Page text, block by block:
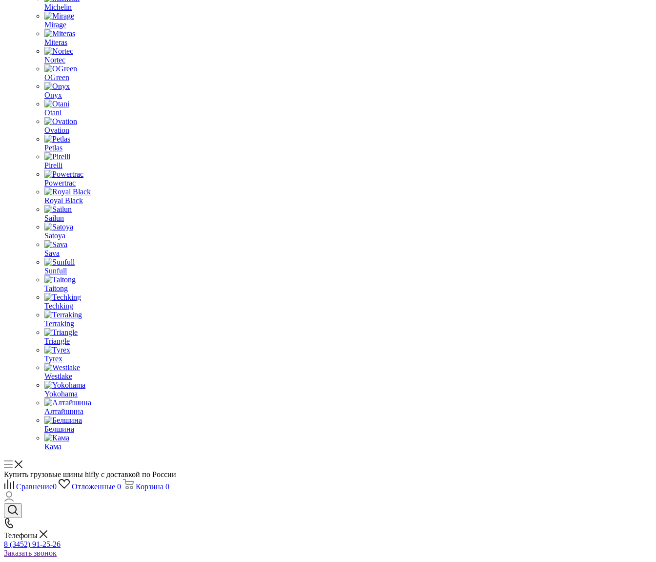
Michelin
Mirage
Miteras
Nortec
OGreen
Onyx
Otani
Ovation
Petlas
Pirelli
Powertrac
Royal Black
Sailun
Satoya
Sava
Sunfull
Taitong
Techking
Terraking
Triangle
Tyrex
Westlake
Yokohama
Алтайшина
Белшина
Кама
Купить грузовые шины hifly с доставкой по России
Сравнение0 Отложенные 0 Корзина 0
Телефоны
8 (3452) 91-25-26
Заказать звонок